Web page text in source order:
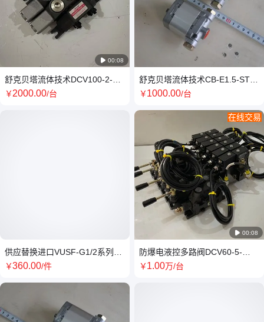
 00:08
舒克贝塔流体技术DCV100-2-27
手动液压多路换向阀
￥2000.00/台
供应替换进口VUSF-G1/2系列液
压梭阀SKBTFLUID牌
￥360.00/件
舒克贝塔流体技术CB-E1.5-ST全
自动系列双向齿轮泵
￥1000.00/台
 00:08
在线交易
防爆电液控多路阀DCV60-5-
DC24配防爆线圈SKBTFLUID
￥1.00万/台